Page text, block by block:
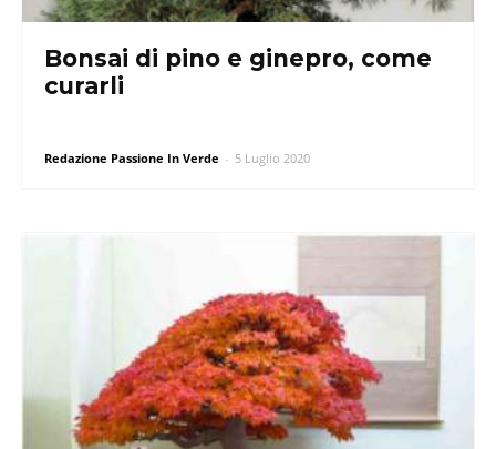
Bonsai di pino e ginepro, come
curarli
Redazione Passione In Verde - 5 Luglio 2020